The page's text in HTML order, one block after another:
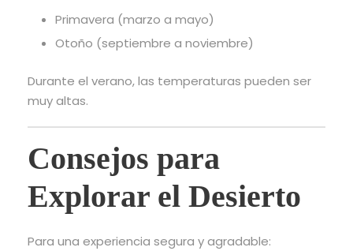
Primavera (marzo a mayo)
Otoño (septiembre a noviembre)
Durante el verano, las temperaturas pueden ser
muy altas.
Consejos para
Explorar el Desierto
Para una experiencia segura y agradable: